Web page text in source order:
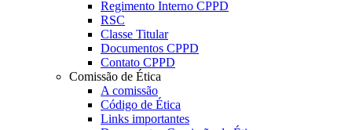
Regimento Interno CPPD
RSC
Classe Titular
Documentos CPPD
Contato CPPD
Comissão de Ética
A comissão
Código de Ética
Links importantes